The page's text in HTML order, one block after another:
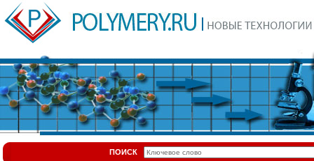
ПОИСК